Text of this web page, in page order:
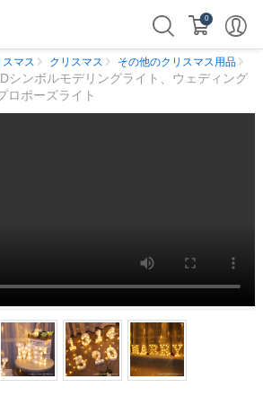
0
マス クリスマス その他のクリスマス用品
シンボルモデリングライト、ウェディング
ロポーズライト